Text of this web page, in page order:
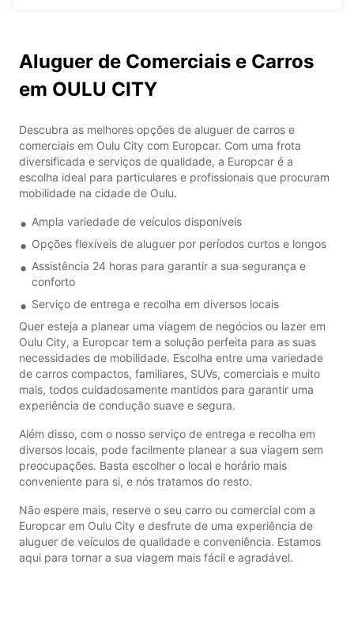
Aluguer de Comerciais e Carros
em OULU CITY
Descubra as melhores opções de aluguer de carros e
comerciais em Oulu City com Europcar. Com uma frota
diversificada e serviços de qualidade, a Europcar é a
escolha ideal para particulares e profissionais que procuram
mobilidade na cidade de Oulu.
Ampla variedade de veículos disponíveis
Opções flexíveis de aluguer por períodos curtos e longos
Assistência 24 horas para garantir a sua segurança e
conforto
Serviço de entrega e recolha em diversos locais
Quer esteja a planear uma viagem de negócios ou lazer em
Oulu City, a Europcar tem a solução perfeita para as suas
necessidades de mobilidade. Escolha entre uma variedade
de carros compactos, familiares, SUVs, comerciais e muito
mais, todos cuidadosamente mantidos para garantir uma
experiência de condução suave e segura.
Além disso, com o nosso serviço de entrega e recolha em
diversos locais, pode facilmente planear a sua viagem sem
preocupações. Basta escolher o local e horário mais
conveniente para si, e nós tratamos do resto.
Não espere mais, reserve o seu carro ou comercial com a
Europcar em Oulu City e desfrute de uma experiência de
aluguer de veículos de qualidade e conveniência. Estamos
aqui para tornar a sua viagem mais fácil e agradável.